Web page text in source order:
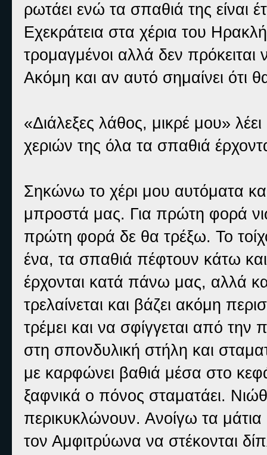
ρωτάει ενώ τα σπαθιά της
Εχεκράτεια στα χέρια του
τρομαγμένοι αλλά δεν
Ακόμη και αν αυτό σημαίνει ότι
«Διάλεξες λάθος, μικρέ μου»
χεριών της όλα τα σπαθιά
Σηκώνω το χέρι μου αυτόματα
μπροστά μας. Για πρώτη φορά
πρώτη φορά δε θα τρέξω. Το
ένα, τα σπαθιά πέφτουν κάτω
έρχονται κατά πάνω μας, αλλά
τρελαίνεται και βάζει ακόμη
τρέμει και να σφίγγεται από
στη σπονδυλική στήλη και
με καρφώνει βαθιά μέσα στο
ξαφνικά ο πόνος σταματάει.
περικυκλώνουν. Ανοίγω τα
τον Αμφιτρύωνα να στέκονται